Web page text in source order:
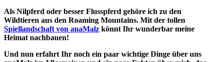
Als Nilpferd oder besser Flusspferd gehöre ich zu den
Wildtieren aus den Roaming Mountains. Mit der tollen
Spiellandschaft von anaMalz könnt Ihr wunderbar meine
Heimat nachbauen!
Und nun erfahrt Ihr noch ein paar wichtige Dinge über uns